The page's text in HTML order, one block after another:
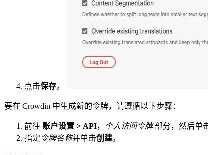
点击保存。
要在 Crowdin 中生成新的令牌，请遵循以下步骤：
前往 账户设置 > API， 个人访问令牌部分，然后单
指定令牌名称并单击创建。